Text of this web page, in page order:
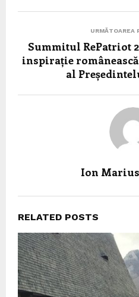
URMĂTOAREA
Summitul RePatriot
inspirație
al
Ion
RELATED POSTS